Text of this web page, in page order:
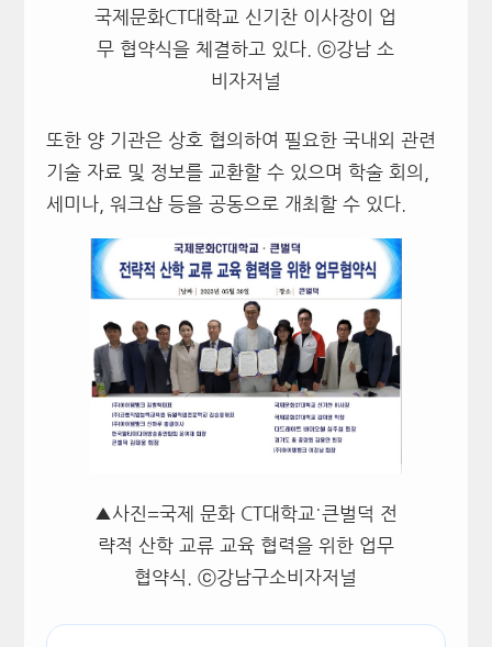
국제문화CT대학교 신기찬 이사장이 업
무 협약식을 체결하고 있다. ⓒ강남 소
비자저널
또한 양 기관은 상호 협의하여 필요한 국내외 관련
기술 자료 및 정보를 교환할 수 있으며 학술 회의,
세미나, 워크샵 등을 공동으로 개최할 수 있다.
▲사진=국제 문화 CT대학교˙큰벌덕 전
략적 산학 교류 교육 협력을 위한 업무
협약식. ⓒ강남구소비자저널